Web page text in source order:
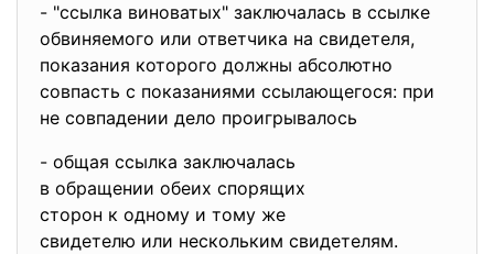
- "ссылка виноватых" заключалась в ссылке
обвиняемого или ответчика на свидетеля,
показания которого должны абсолютно
совпасть с показаниями ссылающегося: при
не совпадении дело проигрывалось
- общая ссылка заключалась
в обращении обеих спорящих
сторон к одному и тому же
свидетелю или нескольким свидетелям.